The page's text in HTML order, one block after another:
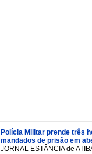
Polícia Militar prende três
mandados de prisão em
JORNAL ESTÂNCIA de